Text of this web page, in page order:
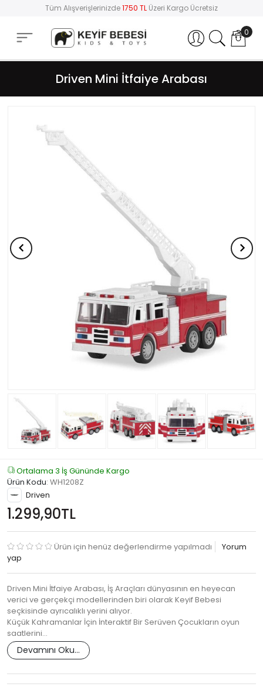
Tüm Alışverişlerinizde1750 TL Üzeri Kargo Ücretsiz
Hesabım 0
Driven Mini İtfaiye Arabası
Ortalama 3 İş Gününde Kargo
Ürün Kodu: WH1208Z
Driven
1.299,90TL
Ürün için henüz değerlendirme yapılmadı
Yorum
yap
Driven Mini İtfaiye Arabası, İş Araçları dünyasının en heyecan
verici ve gerçekçi modellerinden biri olarak Keyif Bebesi
seçkisinde ayrıcalıklı yerini alıyor.
Küçük Kahramanlar İçin İnteraktif Bir Serüven Çocukların oyun
saatlerini…
Devamını Oku...